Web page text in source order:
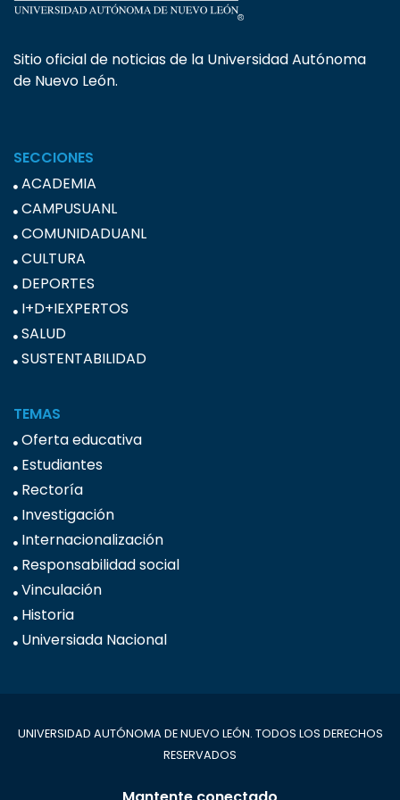
Sitio oficial de noticias de la Universidad Autónoma
de Nuevo León.
SECCIONES
ACADEMIA
CAMPUSUANL
COMUNIDADUANL
CULTURA
DEPORTES
I+D+IEXPERTOS
SALUD
SUSTENTABILIDAD
TEMAS
Oferta educativa
Estudiantes
Rectoría
Investigación
Internacionalización
Responsabilidad social
Vinculación
Historia
Universiada Nacional
UNIVERSIDAD AUTÓNOMA DE NUEVO LEÓN. TODOS LOS DERECHOS
RESERVADOS